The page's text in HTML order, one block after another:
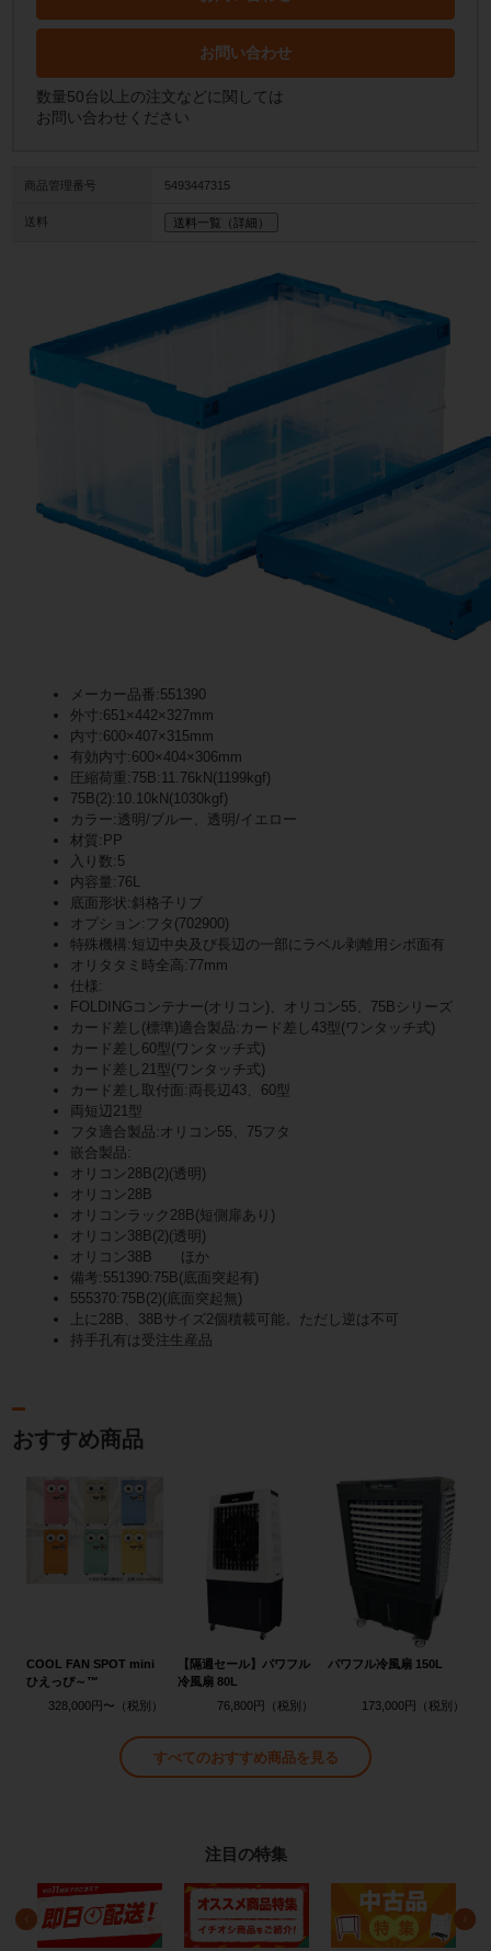
お問い合わせ
数量50台以上の注文などに関しては
お問い合わせください
商品管理番号 5493447315
送料 送料一覧（詳細）
メーカー品番:551390
外寸:651×442×327mm
内寸:600×407×315mm
有効内寸:600×404×306mm
圧縮荷重:75B:11.76kN(1199kgf)
75B(2):10.10kN(1030kgf)
カラー:透明/ブルー、透明/イエロー
材質:PP
入り数:5
内容量:76L
底面形状:斜格子リブ
オプション:フタ(702900)
特殊機構:短辺中央及び長辺の一部にラベル剥離用シボ面有
オリタタミ時全高:77mm
仕様:
FOLDINGコンテナー(オリコン)、オリコン55、75Bシリーズ
カード差し(標準)適合製品:カード差し43型(ワンタッチ式)
カード差し60型(ワンタッチ式)
カード差し21型(ワンタッチ式)
カード差し取付面:両長辺43、60型
両短辺21型
フタ適合製品:オリコン55、75フタ
嵌合製品:
オリコン28B(2)(透明)
オリコン28B
オリコンラック28B(短側扉あり)
オリコン38B(2)(透明)
オリコン38B ほか
備考:551390:75B(底面突起有)
555370:75B(2)(底面突起無)
上に28B、38Bサイズ2個積載可能。ただし逆は不可
持手孔有は受注生産品
おすすめ商品
COOL FAN SPOT mini
ひえっぴ～™
328,000円〜
【隔週セール】パワフル
冷風扇 80L
76,800円
パワフル冷風扇 150L
173,000円
すべてのおすすめ商品を見る
注目の特集